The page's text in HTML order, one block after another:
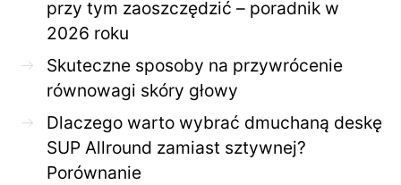
przy tym zaoszczędzić – poradnik w
2026 roku
Skuteczne sposoby na przywrócenie
równowagi skóry głowy
Dlaczego warto wybrać dmuchaną deskę
SUP Allround zamiast sztywnej?
Porównanie